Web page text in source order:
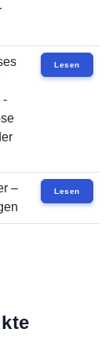
-
Lesen
–
Lesen